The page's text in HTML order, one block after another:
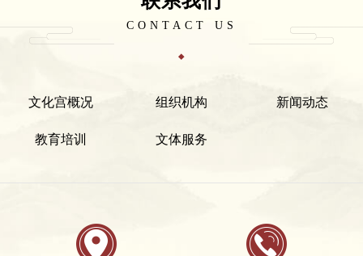
CONTACT US
文化宫概况 组织机构 新闻动态
教育培训 文体服务